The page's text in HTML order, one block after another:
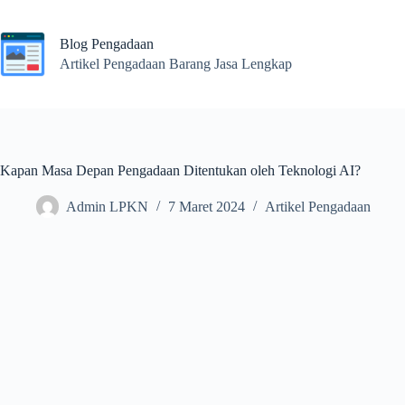
content
Blog Pengadaan
Artikel Pengadaan Barang Jasa Lengkap
Kapan Masa Depan Pengadaan Ditentukan oleh Teknologi AI?
Admin LPKN 7 Maret 2024 Artikel Pengadaan